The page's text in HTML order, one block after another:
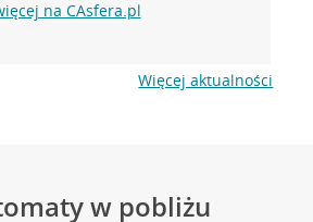
na CAsfera.pl
Więcej aktualności
w pobliżu